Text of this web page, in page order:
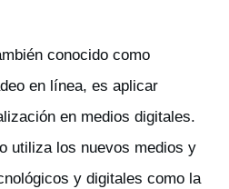
conocido como
en línea, es aplicar
en medios digitales.
utiliza los nuevos medios y
y digitales como la